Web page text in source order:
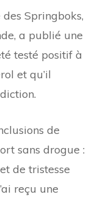
Springboks,
a publié une
testé positif à
et qu’il
de
sans drogue :
de tristesse
reçu une